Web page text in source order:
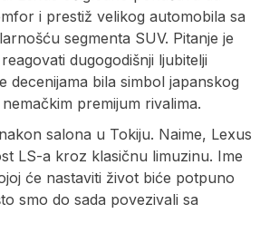
i prestiž velikog automobila sa
segmenta SUV. Pitanje je
dugogodišnji ljubitelji
decenijama bila simbol japanskog
premijum rivalima.
salona u Tokiju. Naime, Lexus
LS-a kroz klasičnu limuzinu. Ime
će nastaviti život biće potpuno
smo do sada povezivali sa